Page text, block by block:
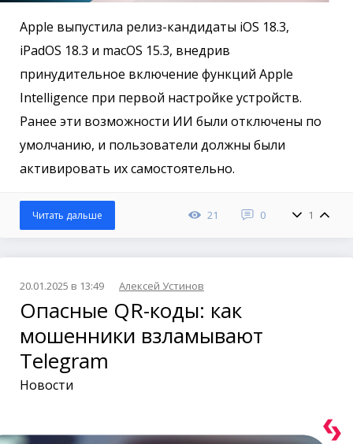
Apple выпустила релиз-кандидаты iOS 18.3,
iPadOS 18.3 и macOS 15.3, внедрив
принудительное включение функций Apple
Intelligence при первой настройке устройств.
Ранее эти возможности ИИ были отключены по
умолчанию, и пользователи должны были
активировать их самостоятельно.
21 0 1
Читать дальше
20.01.2025 в 13:49 Алексей Устинов
Опасные QR-коды: как
мошенники взламывают
Telegram
Новости